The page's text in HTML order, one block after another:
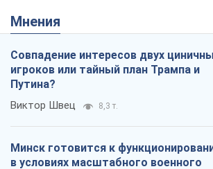
Мнения
Совпадение интересов двух
игроков или тайный план Трампа и
Путина?
Виктор Швец 8,3 т.
Минск готовится к
в условиях масштабного военного